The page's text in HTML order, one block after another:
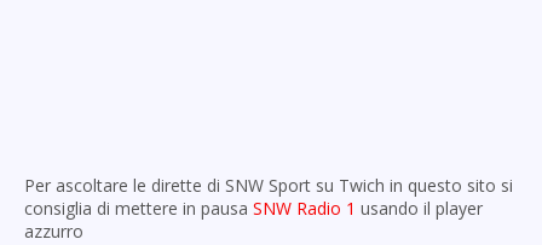
Per ascoltare le dirette di SNW Sport su Twich in questo sito si
consiglia di mettere in pausa SNW Radio 1 usando il player
azzurro